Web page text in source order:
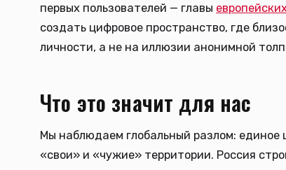
первых пользователей — главы
создать цифровое пространство, где
личности, а не на иллюзии анонимной
Что это значит для нас
Мы наблюдаем глобальный разлом: единое
«свои» и «чужие» территории. Россия